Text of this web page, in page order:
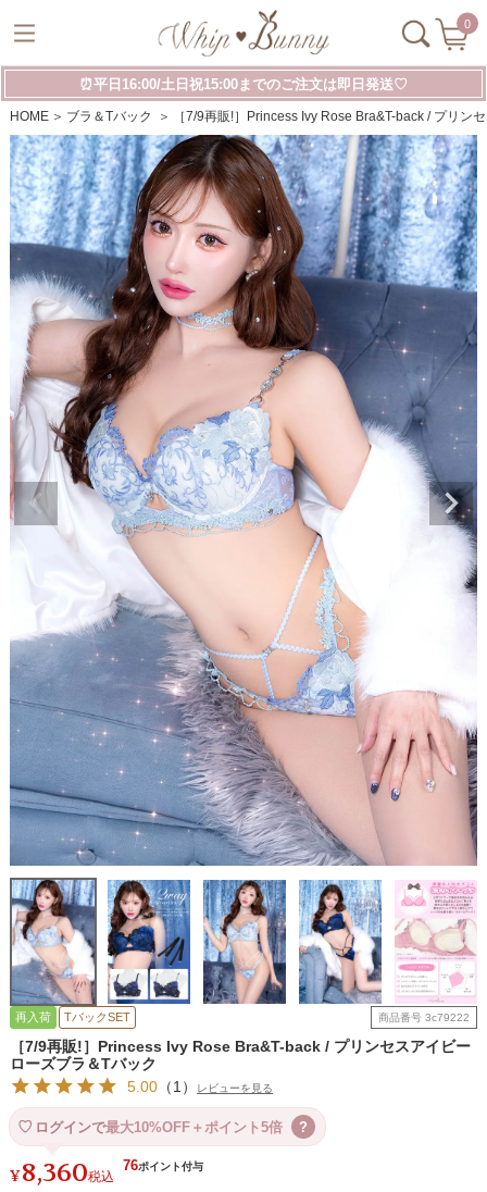
0
⏰平日16:00/土日祝15:00までのご注文は即日発送♡
HOME ブラ＆Tバック ［7/9再販!］Princess Ivy Rose Bra&T-back / プリン
再入荷 TバックSET 商品番号 3c79222
［7/9再販!］Princess Ivy Rose Bra&T-back / プリンセスアイビー
ローズブラ＆Tバック
5.00（1 ） レビューを見る
ログインで最大10%OFF＋ポイント5倍 ?
¥8,360税込
76